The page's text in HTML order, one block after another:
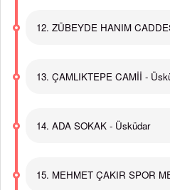
12. ZÜBEYDE HANIM
13. ÇAMLIKTEPE CAMİİ -
14. ADA SOKAK - Üsküdar
15. MEHMET ÇAKIR SPOR